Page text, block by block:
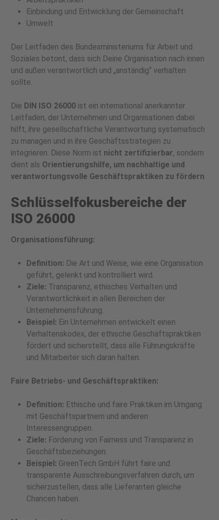
Einbindung und Entwicklung der Gemeinschaft
Umwelt
Der Leitfaden des Bundesministeriums für Arbeit und
Soziales betont, dass sich Deine Organisation nach innen
und außen verantwortlich und „anständig“ verhalten
sollte.
Die DIN ISO 26000 ist ein international anerkannter
Leitfaden, der Unternehmen und Organisationen dabei
hilft, ihre gesellschaftliche Verantwortung systematisch
zu managen und in ihre Geschäftsstrategien zu
integrieren. Diese Norm ist nicht zertifizierbar, sondern
dient als Orientierungshilfe, um nachhaltige und
verantwortungsvolle Geschäftspraktiken zu fördern.
Schlüsselfokusbereiche der
ISO 26000
Organisationsführung:
Definition: Die Art und Weise, wie eine Organisation
geführt, gelenkt und kontrolliert wird.
Ziele: Transparenz, ethisches Verhalten und
Verantwortlichkeit in allen Bereichen der
Unternehmensführung.
Beispiel: Ein Unternehmen entwickelt einen
Verhaltenskodex, der ethische Geschäftspraktiken
fördert und sicherstellt, dass alle Führungskräfte
und Mitarbeiter sich daran halten.
Faire Betriebs- und Geschäftspraktiken:
Definition: Ethische und faire Praktiken im Umgang
mit Geschäftspartnern und anderen
Interessengruppen.
Ziele: Förderung von Fairness und Transparenz in
Geschäftsbeziehungen.
Beispiel: GreenTech GmbH führt faire und
transparente Ausschreibungsverfahren durch, um
sicherzustellen, dass alle Lieferanten gleiche
Chancen haben.